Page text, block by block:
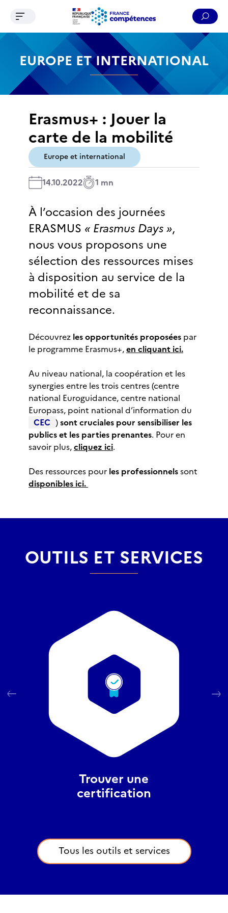
Contenu Recherche Menu Pied de page
Ouvrir le menu de navigation
EUROPE ET INTERNATIONAL
Erasmus+ : Jouer la
carte de la mobilité
Europe et international
14.10.2022 1 mn
À l’occasion des journées
ERASMUS « Erasmus Days »,
nous vous proposons une
sélection des ressources mises
à disposition au service de la
mobilité et de sa
reconnaissance.
Découvrez les opportunités proposées par
le programme Erasmus+,en cliquant ici.
Au niveau national, la coopération et les
synergies entre les trois centres (centre
national Euroguidance, centre national
Europass, point national d’information du
CEC )sont cruciales pour sensibiliser les
publics et les parties prenantes. Pour en
savoir plus,cliquez ici.
Des ressources pour les professionnelssont
disponibles ici.
OUTILS ET SERVICES
Trouver une
certification
Tous les outils et services